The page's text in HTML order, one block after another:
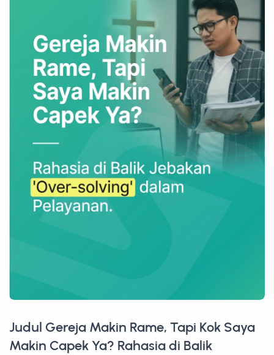
Judul Gereja Makin Rame, Tapi Kok Saya
Makin Capek Ya? Rahasia di Balik